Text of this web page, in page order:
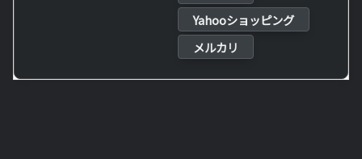
Yahooショッピング
メルカリ